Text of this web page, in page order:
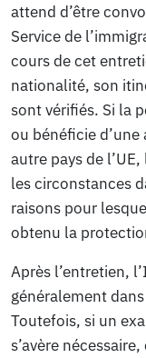
attend d’être
Service de
cours de cet
nationalité, son
sont vérifiés. Si la
ou bénéficie
autre pays de
les circonstances
raisons pour
obtenu la
Après l’entretien,
généralement
Toutefois, si un
s’avère